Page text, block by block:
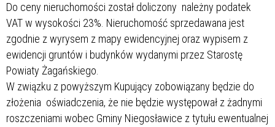
Do ceny nieruchomości został doliczony należny podatek
VAT w wysokości 23%. Nieruchomość sprzedawana jest
zgodnie z wyrysem z mapy ewidencyjnej oraz wypisem z
ewidencji gruntów i budynków wydanymi przez Starostę
Powiaty Żagańskiego.
W związku z powyższym Kupujący zobowiązany będzie do
złożenia oświadczenia, że nie będzie występował z żadnymi
roszczeniami wobec Gminy Niegosławice z tytułu ewentualnej